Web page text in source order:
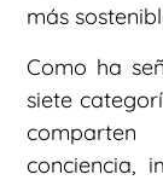
más
Como ha
siete
conciencia,